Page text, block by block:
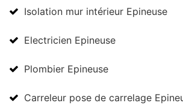
Isolation mur intérieur Epineuse
Electricien Epineuse
Plombier Epineuse
Carreleur pose de carrelage